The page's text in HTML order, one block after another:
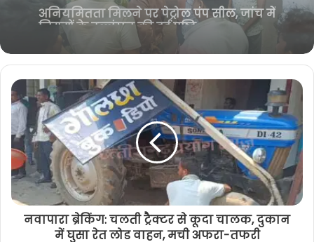
May 20, 2026
अनियमितता मिलने पर पेट्रोल पंप सील, जांच में
नियमों के उल्लंघन की हुई पुष्टि
कमरे में फंदे से लटका मिला शव, जांच में जुटी
पुलिस
नवापारा ब्रेकिंग: चलती ट्रैक्टर से कूदा चालक, दुकान
में घुसा रेत लोड वाहन, मची अफरा-तफरी